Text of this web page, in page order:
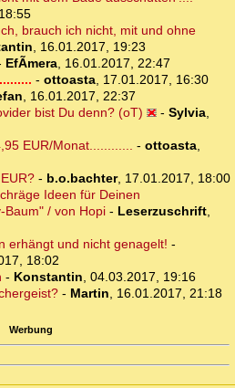
brauch ich nicht, mit und ohne
, 16.01.2017, 19:23
EfÃ­mera, 16.01.2017, 22:47
- ottoasta, 17.01.2017, 16:30
, 16.01.2017, 22:37
bist Du denn? (oT)
- Sylvia,
EUR/Monat............ - ottoasta,
- b.o.bachter, 17.01.2017, 18:00
Ideen für Deinen
Baum" / von Hopi - Leserzuschrift,
erhängt und nicht genagelt! -
18:02
- Konstantin, 04.03.2017, 19:16
- Martin, 16.01.2017, 21:18
Werbung